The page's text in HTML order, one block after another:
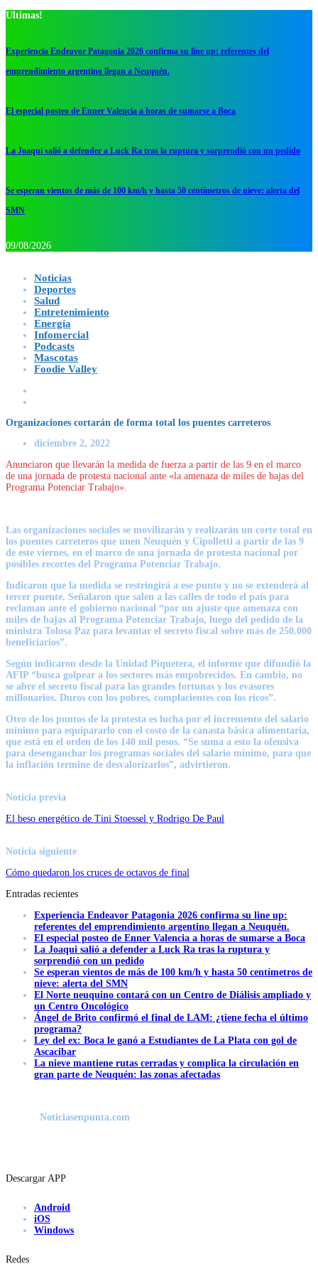
Ultimas!
Experiencia Endeavor Patagonia 2026 confirma su line up: referentes del
emprendimiento argentino llegan a Neuquén.
El especial posteo de Enner Valencia a horas de sumarse a Boca
La Joaqui salió a defender a Luck Ra tras la ruptura y sorprendió con un pedido
Se esperan vientos de más de 100 km/h y hasta 50 centímetros de nieve: alerta del
SMN
09/08/2026
Noticias
Deportes
Salud
Entretenimiento
Energía
Infomercial
Podcasts
Mascotas
Foodie Valley
Organizaciones cortarán de forma total los puentes carreteros
diciembre 2, 2022
Anunciaron que llevarán la medida de fuerza a partir de las 9 en el marco
de una jornada de protesta nacional ante «la amenaza de miles de bajas del
Programa Potenciar Trabajo».
Las organizaciones sociales se movilizarán y realizarán un corte total en
los puentes carreteros que unen Neuquén y Cipolletti a partir de las 9
de este viernes, en el marco de una jornada de protesta nacional por
posibles recortes del Programa Potenciar Trabajo.
Indicaron que la medida se restringirá a ese punto y no se extenderá al
tercer puente. Señalaron que salen a las calles de todo el país para
reclaman ante el gobierno nacional “por un ajuste que amenaza con
miles de bajas al Programa Potenciar Trabajo, luego del pedido de la
ministra Tolosa Paz para levantar el secreto fiscal sobre más de 250.000
beneficiarios”.
Según indicaron desde la Unidad Piquetera, el informe que difundió la
AFIP “busca golpear a los sectores más empobrecidos. En cambio, no
se abre el secreto fiscal para las grandes fortunas y los evasores
millonarios. Duros con los pobres, complacientes con los ricos”.
Otro de los puntos de la protesta es lucha por el incremento del salario
mínimo para equipararlo con el costo de la canasta básica alimentaria,
que está en el orden de los 140 mil pesos. “Se suma a esto la ofensiva
para desenganchar los programas sociales del salario mínimo, para que
la inflación termine de desvalorizarlos”, advirtieron.
Noticia previa
El beso energético de Tini Stoessel y Rodrigo De Paul
Noticia siguiente
Cómo quedaron los cruces de octavos de final
Entradas recientes
Experiencia Endeavor Patagonia 2026 confirma su line up:
referentes del emprendimiento argentino llegan a Neuquén.
El especial posteo de Enner Valencia a horas de sumarse a Boca
La Joaqui salió a defender a Luck Ra tras la ruptura y
sorprendió con un pedido
Se esperan vientos de más de 100 km/h y hasta 50 centímetros de
nieve: alerta del SMN
El Norte neuquino contará con un Centro de Diálisis ampliado y
un Centro Oncológico
Ángel de Brito confirmó el final de LAM: ¿tiene fecha el último
programa?
Ley del ex: Boca le ganó a Estudiantes de La Plata con gol de
Ascacibar
La nieve mantiene rutas cerradas y complica la circulación en
gran parte de Neuquén: las zonas afectadas
Noticiasenpunta.com
Descargar APP
Android
iOS
Windows
Redes